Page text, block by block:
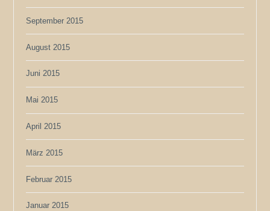
September 2015
August 2015
Juni 2015
Mai 2015
April 2015
März 2015
Februar 2015
Januar 2015